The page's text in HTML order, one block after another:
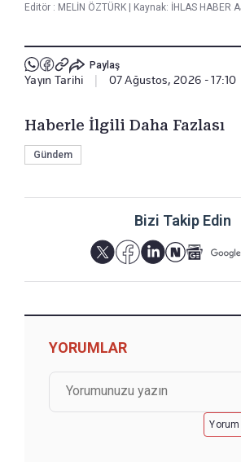
Editör : MELİN ÖZTÜRK | Kaynak: İHLAS HABER
Paylaş
Yayın Tarihi | 07 Ağustos, 2026 - 17:10
Haberle İlgili Daha Fazlası
Gündem
Bizi Takip Edin
YORUMLAR